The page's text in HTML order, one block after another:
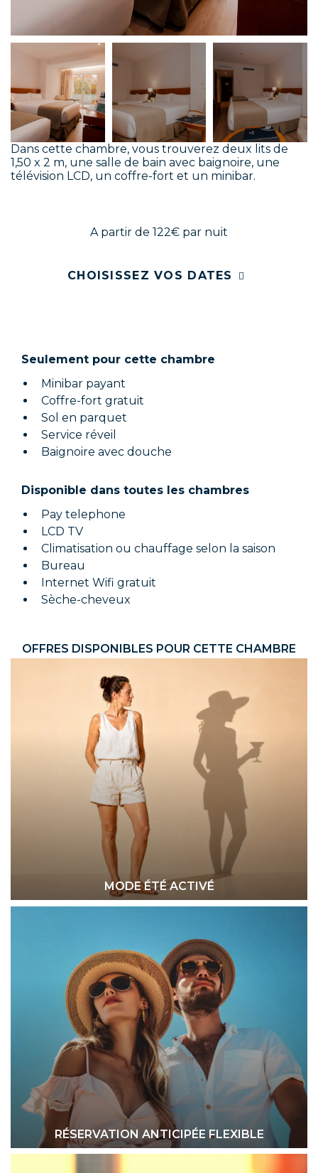
Dans cette chambre, vous trouverez deux lits de
1,50 x 2 m, une salle de bain avec baignoire, une
télévision LCD, un coffre-fort et un minibar.
A partir de 122€ par nuit
CHOISISSEZ VOS DATES
Seulement pour cette chambre
Minibar payant
Coffre-fort gratuit
Sol en parquet
Service réveil
Baignoire avec douche
Disponible dans toutes les chambres
Pay telephone
LCD TV
Climatisation ou chauffage selon la saison
Bureau
Internet Wifi gratuit
Sèche-cheveux
OFFRES DISPONIBLES POUR CETTE CHAMBRE
MODE ÉTÉ ACTIVÉ
RÉSERVATION ANTICIPÉE FLEXIBLE